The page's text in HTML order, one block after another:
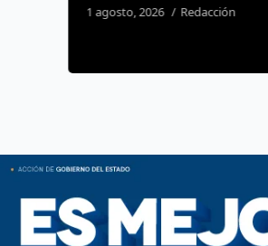
1 agosto, 2026 Redacción